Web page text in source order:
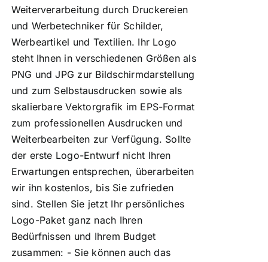
Weiterverarbeitung durch Druckereien
und Werbetechniker für Schilder,
Werbeartikel und Textilien. Ihr Logo
steht Ihnen in verschiedenen Größen als
PNG und JPG zur Bildschirmdarstellung
und zum Selbstausdrucken sowie als
skalierbare Vektorgrafik im EPS-Format
zum professionellen Ausdrucken und
Weiterbearbeiten zur Verfügung. Sollte
der erste Logo-Entwurf nicht Ihren
Erwartungen entsprechen, überarbeiten
wir ihn kostenlos, bis Sie zufrieden
sind. Stellen Sie jetzt Ihr persönliches
Logo-Paket ganz nach Ihren
Bedürfnissen und Ihrem Budget
zusammen: - Sie können auch das